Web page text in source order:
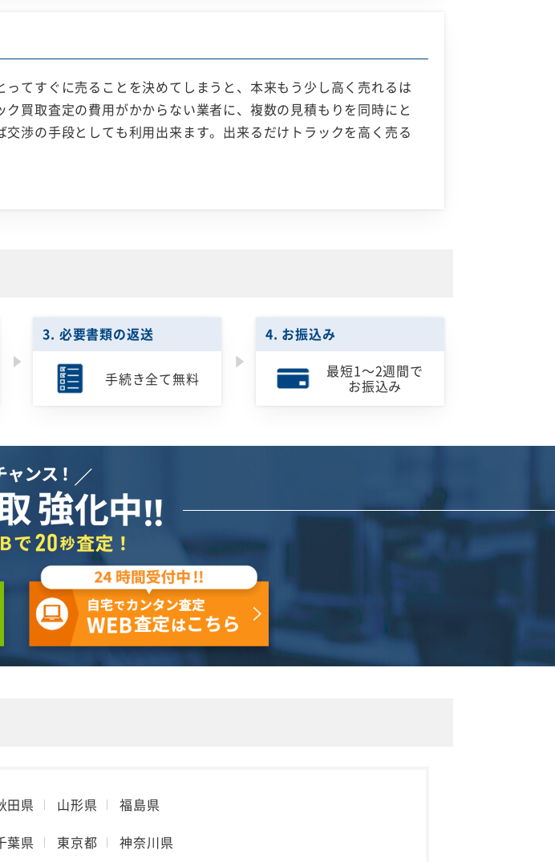
てすぐに売ることを決めてしまうと、本来もう少し高く売れるは
買取査定の費用がかからない業者に、複数の見積もりを同時にと
渉の手段としても利用出来ます。出来るだけトラックを高く売る
3. 必要書類の返送
手続き全て無料
4. お振込み
最短1～2週間で
お振込み
田県 山形県 福島県
葉県 東京都 神奈川県